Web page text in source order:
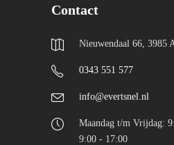
Contact
Nieuwendaal 66, 3985
0343 551 577
info@evertsnel.nl
Maandag t/m Vrijdag:
9:00 - 17:00